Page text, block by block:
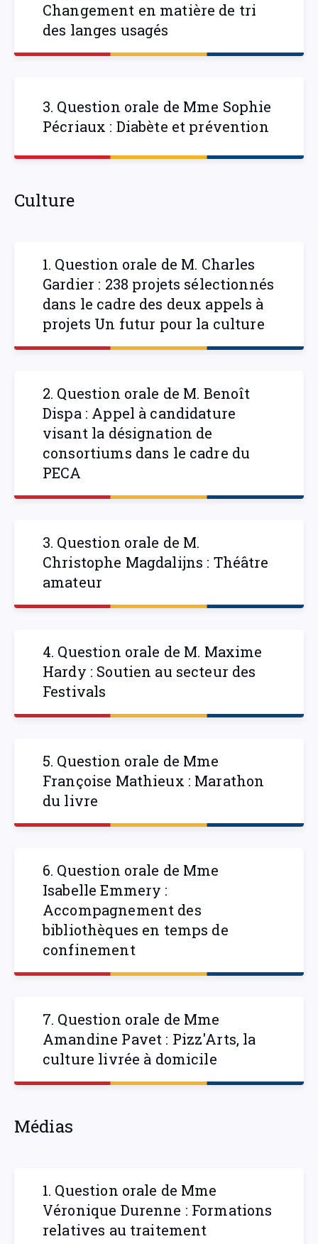
Changement en matière de tri
des langes usagés
3. Question orale de Mme Sophie
Pécriaux : Diabète et prévention
Culture
1. Question orale de M. Charles
Gardier : 238 projets sélectionnés
dans le cadre des deux appels à
projets Un futur pour la culture
2. Question orale de M. Benoît
Dispa : Appel à candidature
visant la désignation de
consortiums dans le cadre du
PECA
3. Question orale de M.
Christophe Magdalijns : Théâtre
amateur
4. Question orale de M. Maxime
Hardy : Soutien au secteur des
Festivals
5. Question orale de Mme
Françoise Mathieux : Marathon
du livre
6. Question orale de Mme
Isabelle Emmery :
Accompagnement des
bibliothèques en temps de
confinement
7. Question orale de Mme
Amandine Pavet : Pizz'Arts, la
culture livrée à domicile
Médias
1. Question orale de Mme
Véronique Durenne : Formations
relatives au traitement